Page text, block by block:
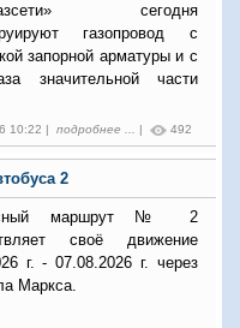
сегодня
газопровод с
запорной арматуры и с
значительной части
10:22 | подробнее ... | 492
2
маршрут № 2
своё движение
г. - 07.08.2026 г. через
Маркса.